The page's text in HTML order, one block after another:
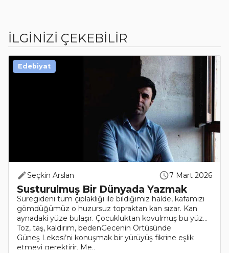
İLGİNİZİ ÇEKEBİLİR
Seçkin Arslan 7 Mart 2026
Susturulmuş Bir Dünyada Yazmak
Süregideni tüm çıplaklığı ile bildiğimiz halde, kafamızı
gömdüğümüz o huzursuz topraktan kan sızar. Kan
aynadaki yüze bulaşır. Çocukluktan kovulmuş bu yüz…
Toz, taş, kaldırım, bedenGecenin Örtüsünde
Güneş Lekesi’ni konuşmak bir yürüyüş fikrine eşlik
etmeyi gerektirir. Me..
Edebiyat